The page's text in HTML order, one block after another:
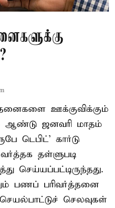
ஊக்குவிக்கும்
ஆண்டு ஜனவரி மாதம்
டெபிட்' கார்டு
தள்ளுபடி
செய்யப்பட்டிருந்தது.
பணப் பரிவர்த்தனை
செலவுகள்